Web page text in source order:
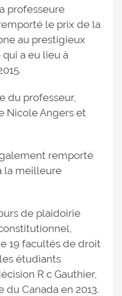
professeure
le prix de la
au prestigieux
a eu lieu à
du professeur,
Nicole Angers et
remporté
la meilleure
de plaidoirie
19 facultés de droit
étudiants
R c Gauthier,
Canada en 2013.